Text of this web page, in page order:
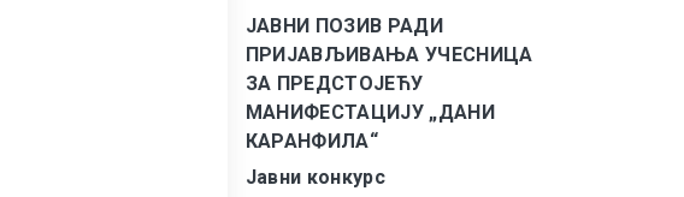
ЈАВНИ ПОЗИВ РАДИ
ПРИЈАВЉИВАЊА УЧЕСНИЦА
ЗА ПРЕДСТОЈЕЋУ
МАНИФЕСТАЦИЈУ „ДАНИ
КАРАНФИЛА“
Јавни конкурс